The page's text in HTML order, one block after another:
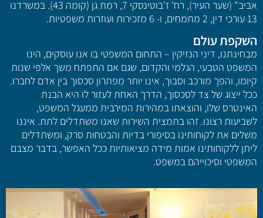
אביב" (שער העיר), רח' ז'בוטינסקי 7, רמת גן (קומה 43). במשרדנו
13 עורכי דין, 2 מתמחים, ו- 6 מזכירות ועוזרות משפטיות.
השקפת עולם
מבחינתנו, דיני הנזיקין – התחום המשפטי בו אנו עוסקים, הינו
המשפט הטבעי, הגלמי והקדום, שגם אם התפתח משך אלפי שנות
קיומו, והפך מורכב וסבוך, אינו יותר מפתרון סכסוך בין אדם לחברו.
ככל ייצוג של צד לסכסוך, הדרך האחת לעזור לו היא הבנת
האינטרס שלו, והוצאתו במהירות המירבית ממעגל המשפט,
לשביעות רצונו. זהו בתמצית השירות שאנו משתדלים לתת. איננו
משלים את לקוחותינו בסיפורי בדיות והבטחות סרק, ומשתדלים
ליתן ללקוחותינו אמות מידה מציאותיות ככל האפשר, בדבר מצבם
המשפטי וסיכוייהם במשפט.